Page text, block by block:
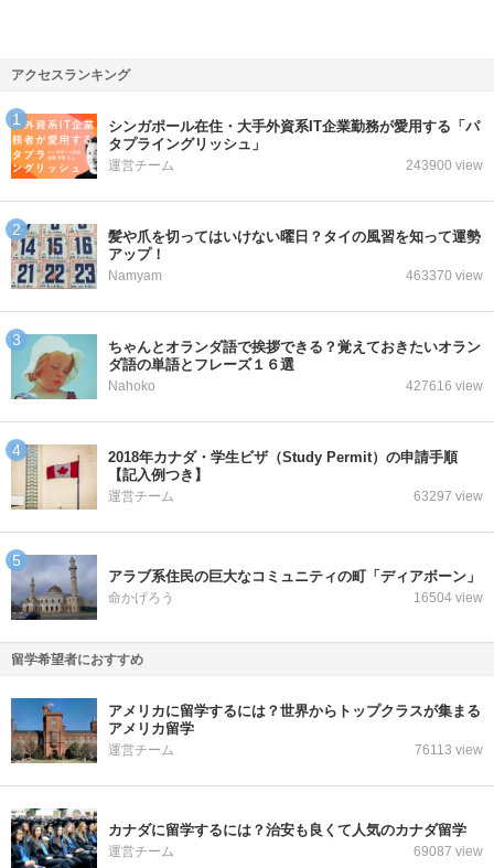
アクセスランキング
シンガポール在住・大手外資系IT企業勤務が愛用する「パ
タプライングリッシュ」
運営チーム 243900 view
髪や爪を切ってはいけない曜日？タイの風習を知って運勢
アップ！
Namyam 463370 view
ちゃんとオランダ語で挨拶できる？覚えておきたいオラン
ダ語の単語とフレーズ１６選
Nahoko 427616 view
2018年カナダ・学生ビザ（Study Permit）の申請手順
【記入例つき】
運営チーム 63297 view
アラブ系住民の巨大なコミュニティの町「ディアボーン」
命かげろう 16504 view
留学希望者におすすめ
アメリカに留学するには？世界からトップクラスが集まる
アメリカ留学
運営チーム 76113 view
カナダに留学するには？治安も良くて人気のカナダ留学
運営チーム 69087 view